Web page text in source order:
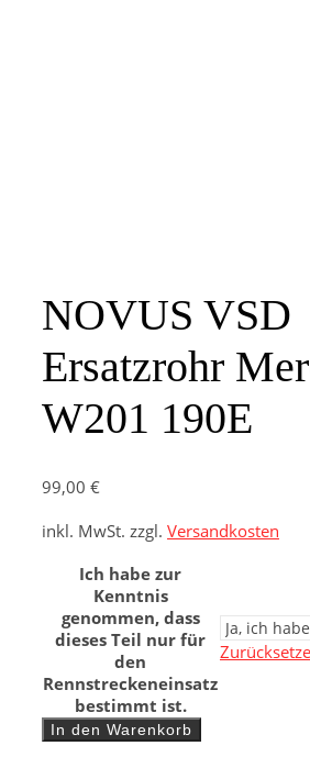
NOVUS VSD
Ersatzrohr
W201 190E
99,00 €
inkl. MwSt. zzgl. Versandkosten
Ich habe zur
Kenntnis
genommen, dass
dieses Teil nur für
den
Rennstreckeneinsatz
bestimmt ist.
NOVUS
VSD
In den Warenkorb